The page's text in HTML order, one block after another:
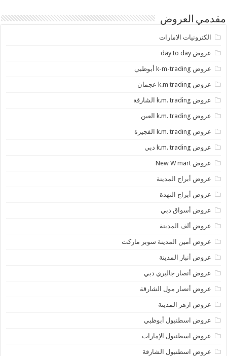
مقدمي العروض
الكترونيات الامارات
عروض day to day
عروض k-m-trading أبوظبي
عروض k.m trading عجمان
عروض k.m. trading الشارقة
عروض k.m. trading العين
عروض k.m. trading الفجيرة
عروض k.m. trading دبي
عروض New W mart
عروض أبراج المدينة
عروض أبراج النهدة
عروض أسواق دبي
عروض ألف المدينة
عروض أمين المدينة سوبر ماركت
عروض أنبار المدينة
عروض أنصار جاليري دبي
عروض أنصار مول الشارقة
عروض ازهر المدينة
عروض اسطنبول أبوظبي
عروض اسطنبول الإمارات
عروض اسطنبول الشارقة